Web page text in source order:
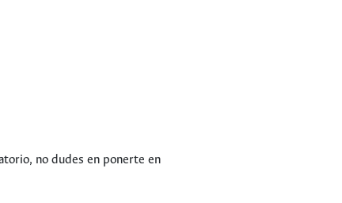
no dudes en ponerte en